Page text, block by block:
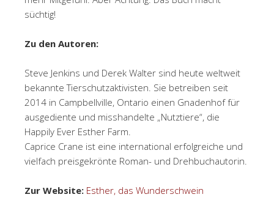
süchtig!
Zu den Autoren:
Steve Jenkins und Derek Walter sind heute weltweit
bekannte Tierschutzaktivisten. Sie betreiben seit
2014 in Campbellville, Ontario einen Gnadenhof für
ausgediente und misshandelte „Nutztiere“, die
Happily Ever Esther Farm.
Caprice Crane ist eine international erfolgreiche und
vielfach preisgekrönte Roman- und Drehbuchautorin.
Zur Website: Esther, das Wunderschwein